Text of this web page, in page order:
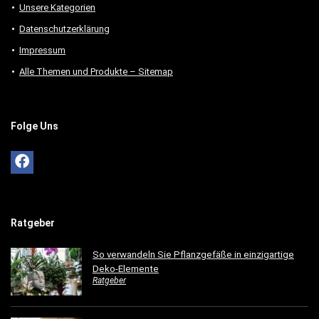
Unsere Kategorien
Datenschutzerklärung
Impressum
Alle Themen und Produkte – Sitemap
Folge Uns
Ratgeber
So verwandeln Sie Pflanzgefäße in einzigartige
Deko-Elemente
Ratgeber